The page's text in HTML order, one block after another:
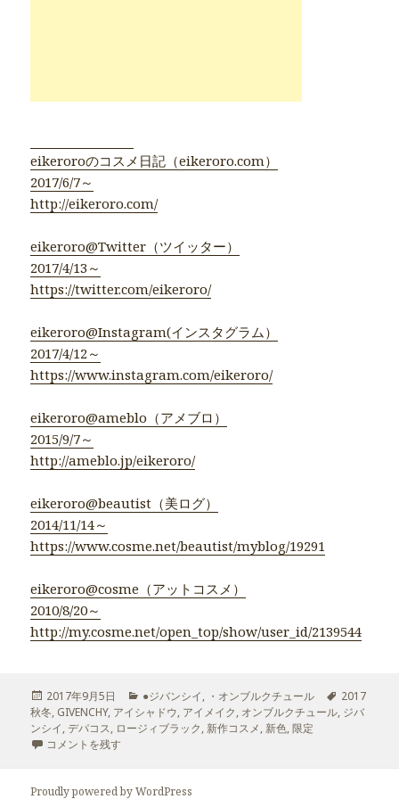
eikeroroのコスメ日記（eikeroro.com）
2017/6/7～
http://eikeroro.com/
eikeroro@Twitter（ツイッター）
2017/4/13～
https://twitter.com/eikeroro/
eikeroro@Instagram(インスタグラム）
2017/4/12～
https://www.instagram.com/eikeroro/
eikeroro@ameblo（アメブロ）
2015/9/7～
http://ameblo.jp/eikeroro/
eikeroro@beautist（美ログ）
2014/11/14～
https://www.cosme.net/beautist/myblog/19291
eikeroro@cosme（アットコスメ）
2010/8/20～
http://my.cosme.net/open_top/show/user_id/2139544
投
稿
日:
2017年9月5日
カ
テ
ゴ
●ジバンシイ, ・オンブルクチュール
タ
グ
2017
秋冬, GIVENCHY, アイシャドウ, アイメイク, オンブルクチュール, ジバ
ンシイ,デパコス, ロージィブラック, 新作コスメ, 新色,限定
GIVENCHY2017秋冬新作コスメ「オンブルクチュール20ロージィブラ
コメントを残す
Proudly powered by WordPress